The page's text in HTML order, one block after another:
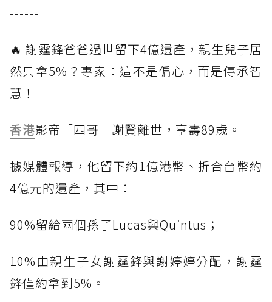
------
🔥 謝霆鋒爸爸過世留下4億遺產，親生兒子居
然只拿5%？專家：這不是偏心，而是傳承智
慧！
香港影帝「四哥」謝賢離世，享壽89歲。
據媒體報導，他留下約1億港幣、折合台幣約
4億元的遺產，其中：
90%留給兩個孫子Lucas與Quintus；
10%由親生子女謝霆鋒與謝婷婷分配，謝霆
鋒僅約拿到5%。